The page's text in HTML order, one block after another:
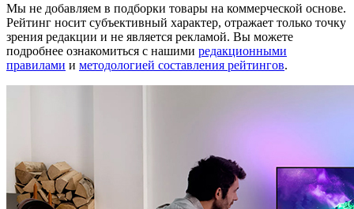
Мы не добавляем в подборки товары на коммерческой основе.
Рейтинг носит субъективный характер, отражает только точку
зрения редакции и не является рекламой. Вы можете
подробнее ознакомиться с нашими редакционными
правилами и методологией составления рейтингов.